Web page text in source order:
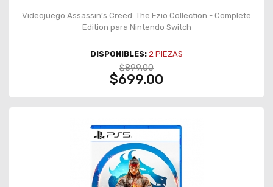
Videojuego Assassin’s Creed: The Ezio Collection - Complete
Edition para Nintendo Switch
DISPONIBLES: 2 PIEZAS
$899.00
$699.00